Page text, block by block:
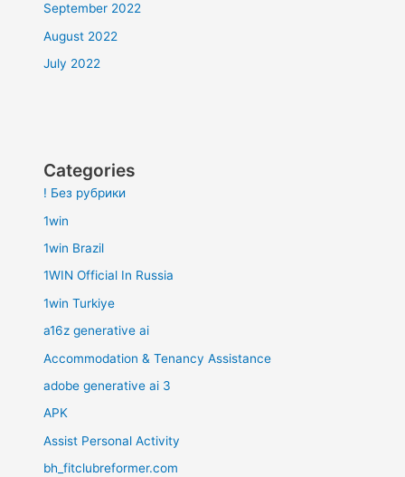
September 2022
August 2022
July 2022
Categories
! Без рубрики
1win
1win Brazil
1WIN Official In Russia
1win Turkiye
a16z generative ai
Accommodation & Tenancy Assistance
adobe generative ai 3
APK
Assist Personal Activity
bh_fitclubreformer.com